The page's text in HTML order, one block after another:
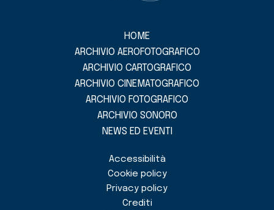
HOME
ARCHIVIO AEROFOTOGRAFICO
ARCHIVIO CARTOGRAFICO
ARCHIVIO CINEMATOGRAFICO
ARCHIVIO FOTOGRAFICO
ARCHIVIO SONORO
NEWS ED EVENTI
Accessibilità
Cookie policy
Privacy policy
Crediti